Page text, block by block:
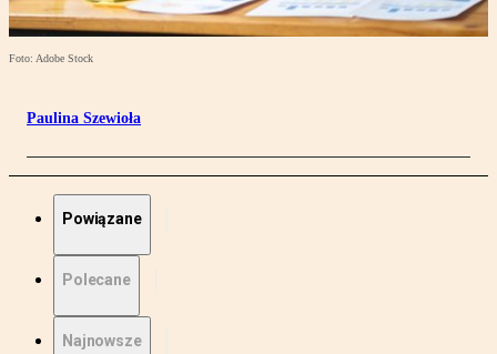
Foto: Adobe Stock
Paulina Szewioła
Powiązane
Polecane
Najnowsze